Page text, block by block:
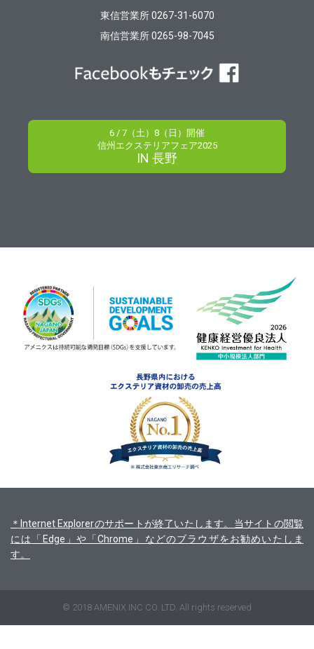
東信営業所 0267-31-6070
南信営業所 0265-98-7045
6 / 7（土）8（日）開催
信州エクステリアフェア2025
IN 長野
＊Internet Explorerのサポートが終了いたします。当サイトの閲覧
には「Edge」や「Chrome」などのブラウザをお勧めいたしま
す。
© 2018 AMENIX INC CO. LTD. All rights reserved